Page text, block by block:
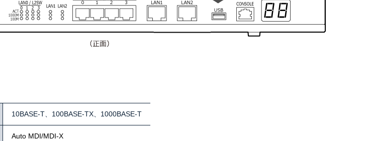
10BASE-T、100BASE-TX、1000BASE-T
Auto MDI/MDI-X